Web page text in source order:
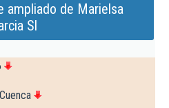
ampliado de Marielsa
Sl